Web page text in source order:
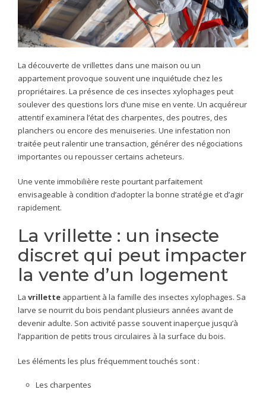
La découverte de vrillettes dans une maison ou un
appartement provoque souvent une inquiétude chez les
propriétaires. La présence de ces insectes xylophages peut
soulever des questions lors d’une mise en vente. Un acquéreur
attentif examinera l’état des charpentes, des poutres, des
planchers ou encore des menuiseries. Une infestation non
traitée peut ralentir une transaction, générer des négociations
importantes ou repousser certains acheteurs.
Une vente immobilière reste pourtant parfaitement
envisageable à condition d’adopter la bonne stratégie et d’agir
rapidement.
La vrillette : un insecte
discret qui peut impacter
la vente d’un logement
La vrillette appartient à la famille des insectes xylophages. Sa
larve se nourrit du bois pendant plusieurs années avant de
devenir adulte. Son activité passe souvent inaperçue jusqu’à
l’apparition de petits trous circulaires à la surface du bois.
Les éléments les plus fréquemment touchés sont :
Les charpentes